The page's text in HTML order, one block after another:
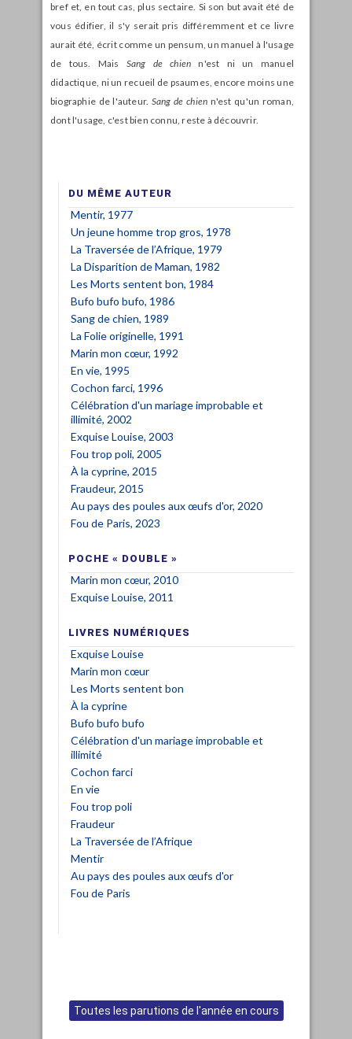
bref et, en tout cas, plus sectaire. Si son but avait été de
vous édifier, il s'y serait pris différemment et ce livre
aurait été, écrit comme un pensum, un manuel à l'usage
de tous. Mais Sang de chien n'est ni un manuel
didactique, ni un recueil de psaumes, encore moins une
biographie de l'auteur. Sang de chien n'est qu'un roman,
dont l'usage, c'est bien connu, reste à découvrir.
DU MÊME AUTEUR
Mentir, 1977
Un jeune homme trop gros, 1978
La Traversée de l’Afrique, 1979
La Disparition de Maman, 1982
Les Morts sentent bon, 1984
Bufo bufo bufo, 1986
Sang de chien, 1989
La Folie originelle, 1991
Marin mon cœur, 1992
En vie, 1995
Cochon farci, 1996
Célébration d'un mariage improbable et
illimité, 2002
Exquise Louise, 2003
Fou trop poli, 2005
À la cyprine, 2015
Fraudeur, 2015
Au pays des poules aux œufs d'or, 2020
Fou de Paris, 2023
POCHE « DOUBLE »
Marin mon cœur, 2010
Exquise Louise, 2011
LIVRES NUMÉRIQUES
Exquise Louise
Marin mon cœur
Les Morts sentent bon
À la cyprine
Bufo bufo bufo
Célébration d'un mariage improbable et
illimité
Cochon farci
En vie
Fou trop poli
Fraudeur
La Traversée de l’Afrique
Mentir
Au pays des poules aux œufs d'or
Fou de Paris
Toutes les parutions de l'année en cours